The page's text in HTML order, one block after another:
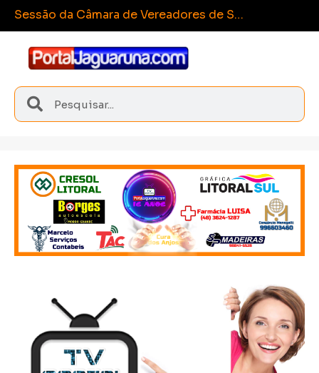
Esp Sangão conquista medalhas inéditas nos Joguinhos Abertos de Santa Catarina